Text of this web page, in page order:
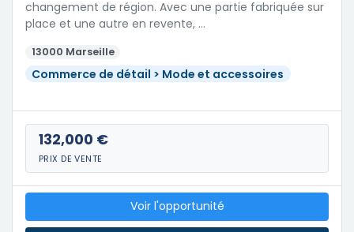
changement de région. Avec une partie fabriquée sur
place et une autre en revente, …
13000 Marseille
Commerce de détail > Mode et accessoires
132,000 €
PRIX DE VENTE
Voir l'opportunité